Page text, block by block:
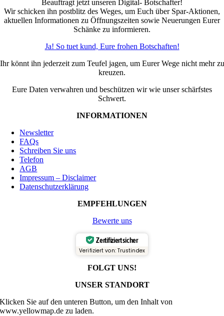
Beauftragt jetzt unseren Digital- Botschafter!
Wir schicken ihn postblitz des Weges, um Euch über Spar-Aktionen,
aktuellen Informationen zu Öffnungszeiten sowie Neuerungen Eurer
Schänke zu informieren.
Ja! So tuet kund, Eure frohen Botschaften!
Ihr könnt ihn jederzeit zum Teufel jagen, um Eurer Wege nicht mehr zu
kreuzen.
Eure Daten verwahren und beschützen wir wie unser schärfstes
Schwert.
INFORMATIONEN
Newsletter
FAQs
Schreiben Sie uns
Telefon
AGB
Impressum – Disclaimer
Datenschutzerklärung
EMPFEHLUNGEN
Bewerte uns
Zertifiziert sicher
Verifiziert von: Trustindex
FOLGT UNS!
UNSER STANDORT
Klicken Sie auf den unteren Button, um den Inhalt von
www.yellowmap.de zu laden.